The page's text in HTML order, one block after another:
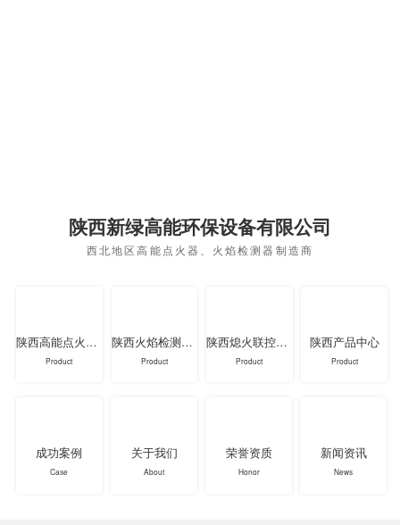
陕西新绿高能环保设备有限公司
西北地区高能点火器、火焰检测器制造商
陕西高能点火器系列
Product
陕西火焰检测器系列
Product
陕西熄火联控装置系列
Product
陕西产品中心
Product
成功案例
Case
关于我们
About
荣誉资质
Honor
新闻资讯
News